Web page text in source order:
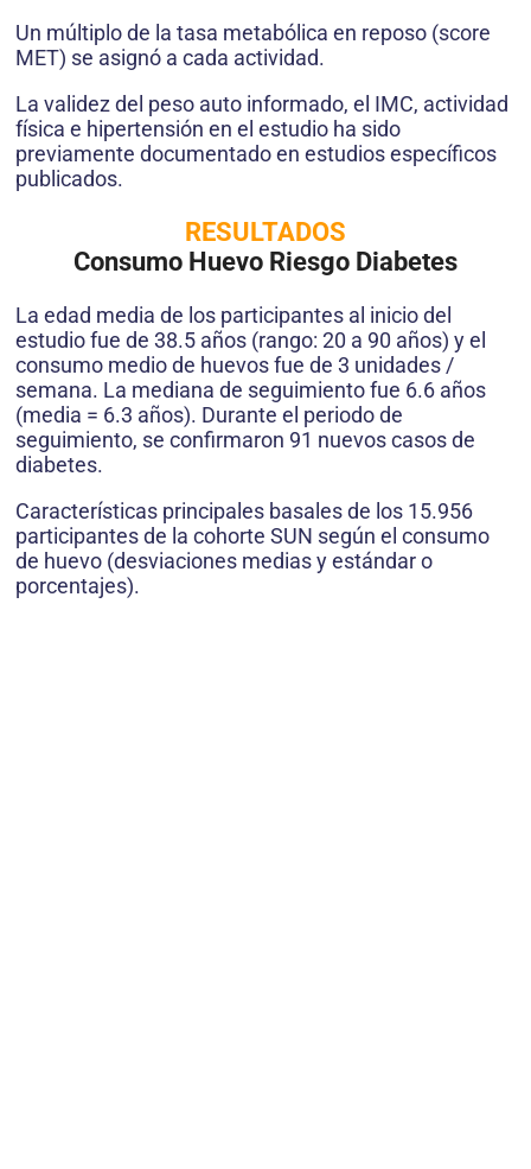
Un múltiplo de la tasa metabólica en reposo (score
MET) se asignó a cada actividad.
La validez del peso auto informado, el IMC, actividad
física e hipertensión en el estudio ha sido
previamente documentado en estudios específicos
publicados.
RESULTADOS
Consumo Huevo Riesgo Diabetes
La edad media de los participantes al inicio del
estudio fue de 38.5 años (rango: 20 a 90 años) y el
consumo medio de huevos fue de 3 unidades /
semana. La mediana de seguimiento fue 6.6 años
(media = 6.3 años). Durante el periodo de
seguimiento, se confirmaron 91 nuevos casos de
diabetes.
Características principales basales de los 15.956
participantes de la cohorte SUN según el consumo
de huevo (desviaciones medias y estándar o
porcentajes).